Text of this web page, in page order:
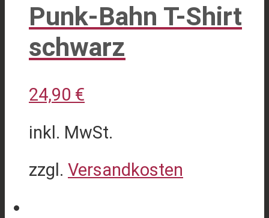
Punk-Bahn T-Shirt
schwarz
24,90 €
inkl. MwSt.
zzgl. Versandkosten